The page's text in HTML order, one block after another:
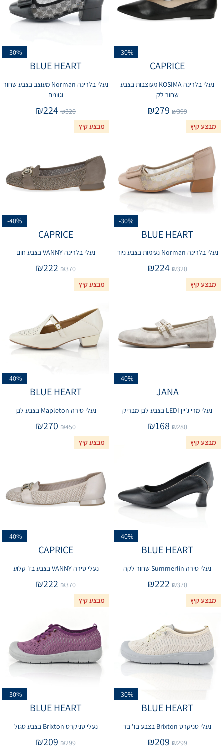
-30%
CAPRICE
נעלי בלרינה KOSIMA מעוצבות בצבע
שחור לק
₪399
₪279
-30%
BLUE HEART
נעלי בלרינה Norman מעוצב בצבע שחור
וגוונים
₪320
₪224
מבצע קיץ
-30%
BLUE HEART
נעלי בלרינה Norman נעימות בצבע ניוד
₪320
₪224
מבצע קיץ
-40%
CAPRICE
נעלי בלרינה VANNY בצבע חום
₪370
₪222
מבצע קיץ
-40%
JANA
נעלי מרי ג'יין LEDI בצבע לבן מבריק
₪280
₪168
מבצע קיץ
-40%
BLUE HEART
נעלי סירה Mapleton בצבע לבן
₪450
₪270
מבצע קיץ
-40%
BLUE HEART
נעלי סירה Summerlin שחור לקה
₪370
₪222
מבצע קיץ
-40%
CAPRICE
נעלי סירה VANNY בצבע בז' קלוע
₪370
₪222
מבצע קיץ
-30%
BLUE HEART
נעלי סניקרס Brixton בצבע בז' בד
₪299
₪209
מבצע קיץ
-30%
BLUE HEART
נעלי סניקרס Brixton בצבע סגול
₪299
₪209